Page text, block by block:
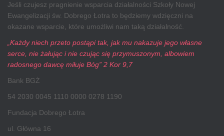
Jeśli czujesz pragnienie wsparcia działalności Szkoły Nowej
Ewangelizacji św. Dobrego Łotra to będziemy wdzięczni na
okazane wsparcie, które umożliwi nam taką działalność.
„Każdy niech przeto postąpi tak, jak mu nakazuje jego własne
serce, nie żałując i nie czując się przymuszonym, albowiem
radosnego dawcę miłuje Bóg” 2 Kor 9,7
Bank BGŻ
54 2030 0045 1110 0000 0278 1190
Fundacja Dobrego Łotra
ul. Główna 16